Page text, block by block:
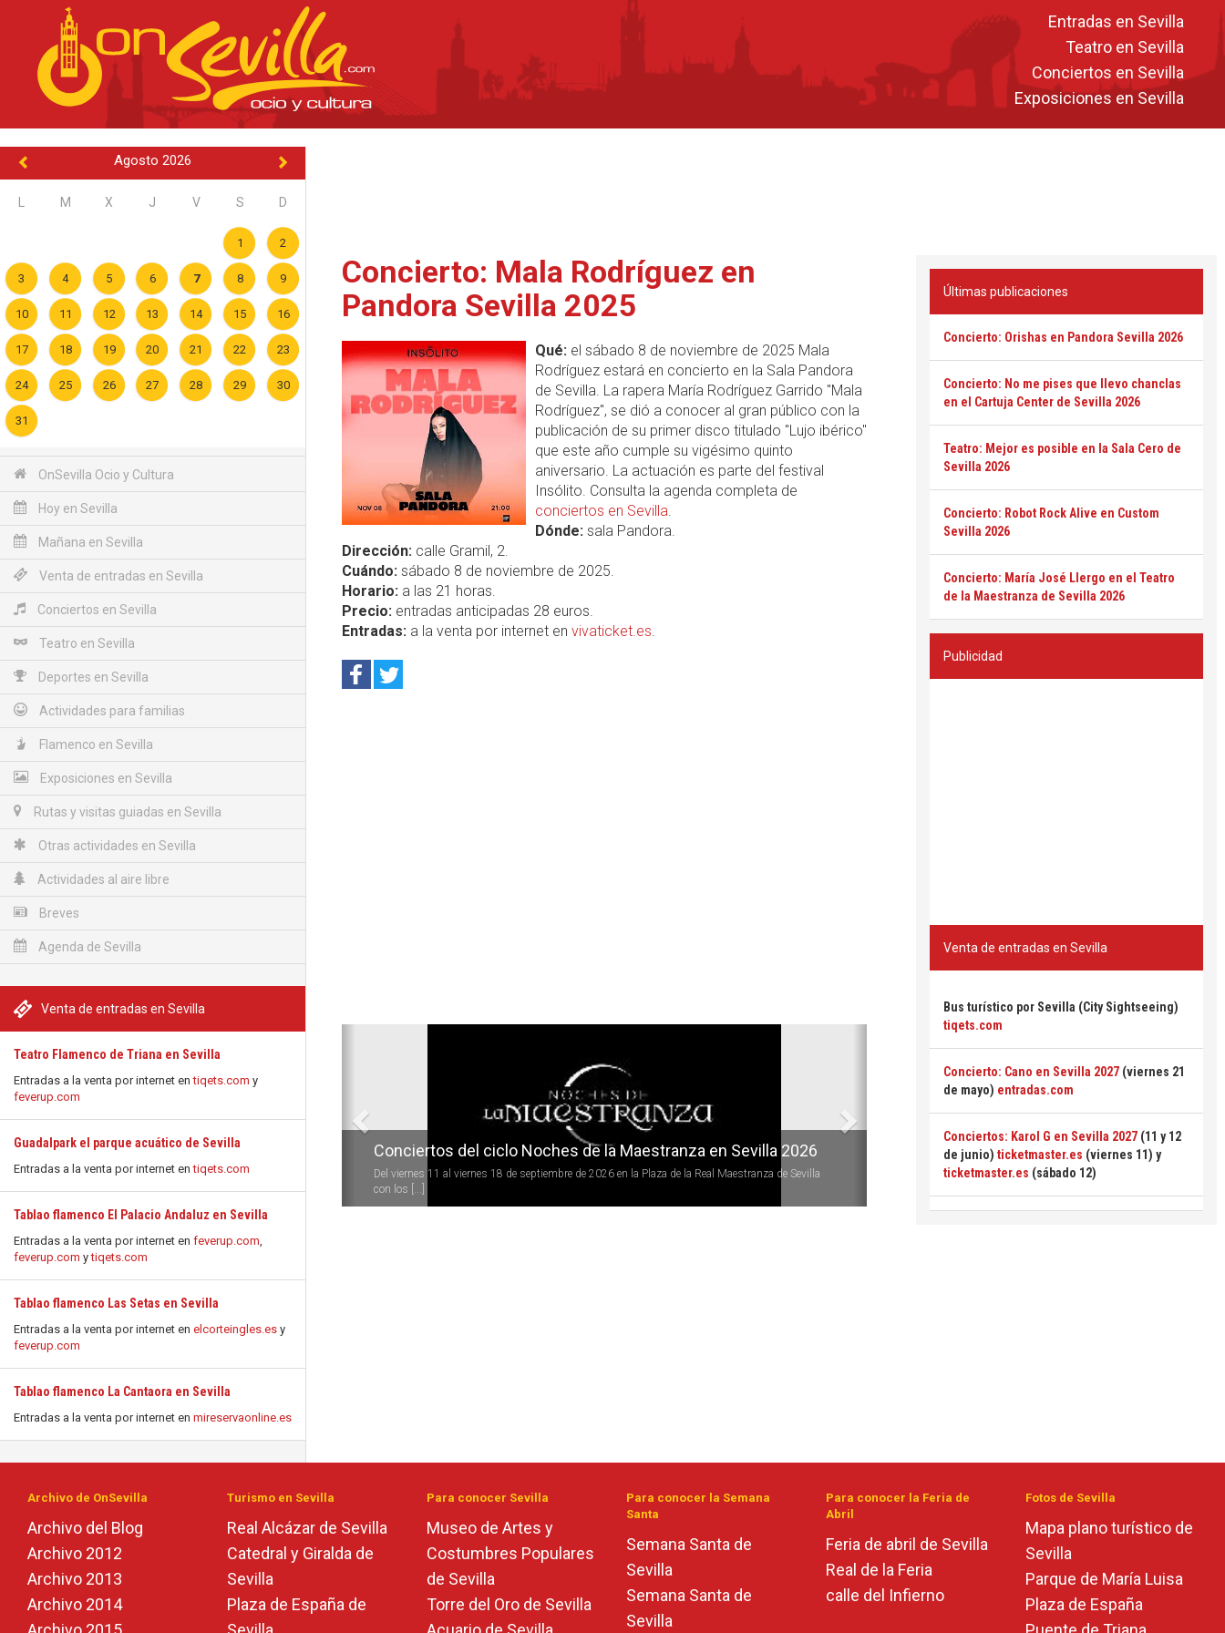
Entradas en Sevilla
Teatro en Sevilla
Conciertos en Sevilla
Exposiciones en Sevilla
Agosto 2026
M X J V S D
1 2
3 4 5 6 7 8 9
10 11 12 13 14 15 16
17 18 19 20 21 22 23
24 25 26 27 28 29 30
31
OnSevilla Ocio y Cultura
Hoy en Sevilla
Mañana en Sevilla
Venta de entradas en Sevilla
Conciertos en Sevilla
Teatro en Sevilla
Deportes en Sevilla
Actividades para familias
Flamenco en Sevilla
Exposiciones en Sevilla
Rutas y visitas guiadas en Sevilla
Otras actividades en Sevilla
Actividades al aire libre
Breves
Agenda de Sevilla
Venta de entradas en Sevilla
Teatro Flamenco de Triana en Sevilla
Entradas a la venta por internet entiqets.com y
feverup.com
Guadalpark el parque acuático de Sevilla
Entradas a la venta por internet entiqets.com
Tablao flamenco El Palacio Andaluz en Sevilla
Entradas a la venta por internet en feverup.com,
feverup.com ytiqets.com
Tablao flamenco Las Setas en Sevilla
Entradas a la venta por internet en elcorteingles.es y
feverup.com
Tablao flamenco La Cantaora en Sevilla
Entradas a la venta por internet en mireservaonline.es
Concierto: Mala Rodríguez en
Pandora Sevilla 2025
Qué:el sábado 8 de noviembre de 2025 Mala
Rodríguez estará en concierto en la Sala Pandora
de Sevilla. La rapera María Rodríguez Garrido "Mala
Rodríguez", se dió a conocer al gran público con la
publicación de su primer disco titulado "Lujo ibérico"
que este año cumple su vigésimo quinto
aniversario. La actuación es parte del festival
Insólito. Consulta la agenda completa de
conciertos en Sevilla.
Dónde:sala Pandora.
Dirección: calle Gramil, 2.
Cuándo: sábado 8 de noviembre de 2025.
Horario: a las 21 horas.
Precio: entradas anticipadas 28 euros.
Entradas: a la venta por internet en vivaticket.es.
Conciertos del ciclo Noches de la Maestranza en Sevilla 2026
Del viernes 11 al viernes 18 de septiembre de 2026 en la Plaza de la Real Maestranza de Sevilla
con los [...]
Últimas publicaciones
Concierto: Orishas en Pandora Sevilla 2026
Concierto: No me pises que llevo chanclas
en el Cartuja Center de Sevilla 2026
Teatro: Mejor es posible en la Sala Cero de
Sevilla 2026
Concierto: Robot Rock Alive en Custom
Sevilla 2026
Concierto: María José Llergo en el Teatro
de la Maestranza de Sevilla 2026
Publicidad
Venta de entradas en Sevilla
Bus turístico por Sevilla (City Sightseeing)
tiqets.com
Concierto: Cano en Sevilla 2027 (viernes 21
de mayo) entradas.com
Conciertos: Karol G en Sevilla 2027 (11 y 12
de junio) ticketmaster.es (viernes 11) y
ticketmaster.es (sábado 12)
Archivo de OnSevilla
Archivo del Blog
Archivo 2012
Archivo 2013
Archivo 2014
Turismo en Sevilla
Real Alcázar de Sevilla
Catedral y Giralda de
Sevilla
Plaza de España de
Para conocer Sevilla
Museo de Artes y
Costumbres Populares
de Sevilla
Torre del Oro de Sevilla
Para conocer la Semana
Santa
Semana Santa de
Sevilla
Semana Santa de
Sevilla
Para conocer la Feria de
Abril
Feria de abril de Sevilla
Real de la Feria
calle del Infierno
Fotos de Sevilla
Mapa plano turístico de
Sevilla
Parque de María Luisa
Plaza de España